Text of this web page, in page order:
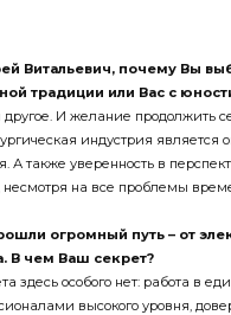
Витальевич, почему Вы
традиции или Вас с
другое. И желание продол­жить
индустрия является
А также уверенность в
несмотря на все проблемы
огромный путь – от
В чем Ваш секрет?
здесь особого нет: работа в
вы­сокого уровня,